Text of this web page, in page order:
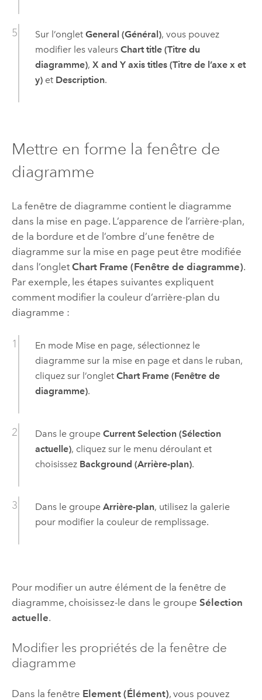
Sur l’onglet General (Général), vous pouvez
modifier les valeurs Chart title (Titre du
diagramme), X and Y axis titles (Titre de l’axe x et
y)et Description.
Mettre en forme la fenêtre de
diagramme
La fenêtre de diagramme contient le diagramme
dans la mise en page. L’apparence de l’arrière-plan,
de la bordure et de l’ombre d’une fenêtre de
diagramme sur la mise en page peut être modifiée
dans l’onglet Chart Frame (Fenêtre de diagramme).
Par exemple, les étapes suivantes expliquent
comment modifier la couleur d’arrière-plan du
diagramme :
En mode Mise en page, sélectionnez le
diagramme sur la mise en page et dans le ruban,
cliquez sur l’onglet Chart Frame (Fenêtre de
diagramme).
Dans le groupe Current Selection (Sélection
actuelle), cliquez sur le menu déroulant et
choisissez Background (Arrière-plan).
Dans le groupe Arrière-plan, utilisez la galerie
pour modifier la couleur de remplissage.
Pour modifier un autre élément de la fenêtre de
diagramme, choisissez-le dans le groupe Sélection
actuelle.
Modifier les propriétés de la fenêtre de
diagramme
Dans la fenêtre Element (Élément), vous pouvez